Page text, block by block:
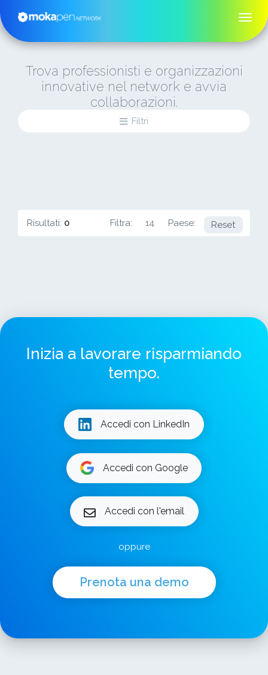
Trova professionisti e organizzazioni
innovative nel network e avvia
collaborazioni.
Filtri
Risultati: 0 Filtra: 14 Paese: PL
Reset
Inizia a lavorare risparmiando
tempo.
Accedi con LinkedIn
Accedi con Google
Accedi con l'email
oppure
Prenota una demo